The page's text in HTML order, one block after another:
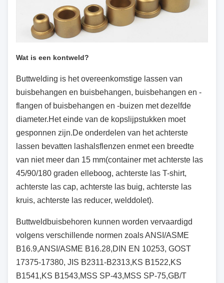
Wat is een kontweld?
Buttwelding is het overeenkomstige lassen van
buisbehangen en buisbehangen, buisbehangen en -
flangen of buisbehangen en -buizen met dezelfde
diameter.Het einde van de kopslijpstukken moet
gesponnen zijn.De onderdelen van het achterste
lassen bevatten lashalsflenzen enmet een breedte
van niet meer dan 15 mm(container met achterste las
45/90/180 graden elleboog, achterste las T-shirt,
achterste las cap, achterste las buig, achterste las
kruis, achterste las reducer, welddolet).
Buttweldbuisbehoren kunnen worden vervaardigd
volgens verschillende normen zoals ANSI/ASME
B16.9,ANSI/ASME B16.28,DIN EN 10253, GOST
17375-17380, JIS B2311-B2313,KS B1522,KS
B1541,KS B1543,MSS SP-43,MSS SP-75,GB/T